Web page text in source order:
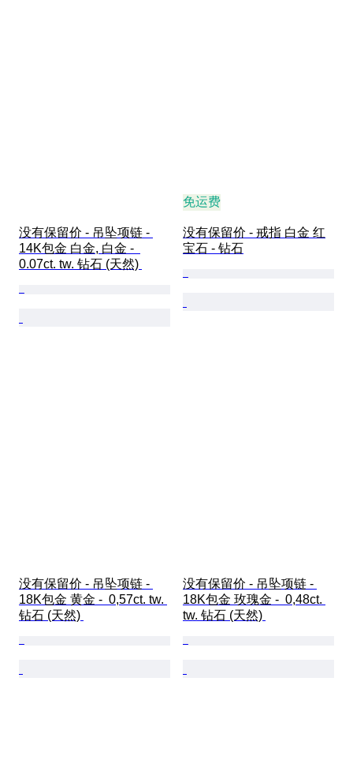
没有保留价 - 吊坠项链 -
14K包金 白金, 白金 -
0.07ct. tw. 钻石 (天然)
免运费
没有保留价 - 戒指 白金 红
宝石 - 钻石
没有保留价 - 吊坠项链 -
18K包金 黄金 -  0,57ct. tw.
钻石 (天然)
没有保留价 - 吊坠项链 -
18K包金 玫瑰金 -  0,48ct.
tw. 钻石 (天然)